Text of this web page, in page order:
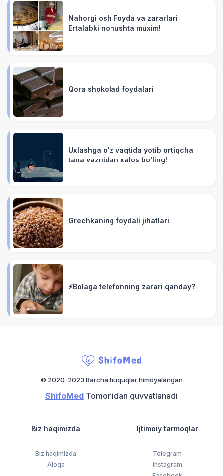
Nahorgi osh Foyda va zararlari
Ertalabki nonushta muxim!
Qora shokolad foydalari
Uxlashga o'z vaqtida yotib ortiqcha
tana vaznidan xalos bo'ling!
Grechkaning foydali jihatlari
⚡️Bolaga telefonning zarari qanday?
© 2020-2023 Barcha huquqlar himoyalangan
ShifoMed Tomonidan quvvatlanadi
Biz haqimizda
Biz haqimizda
Aloqa
Ijtimoiy tarmoqlar
Telegram
Instagram